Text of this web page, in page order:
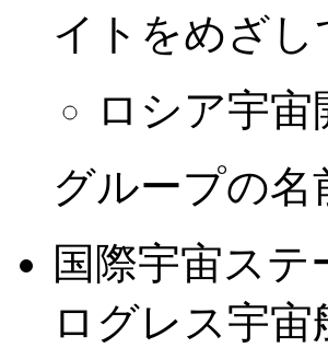
イトをめざ
ロシア宇
グループの
国際宇宙ス
ログレス宇